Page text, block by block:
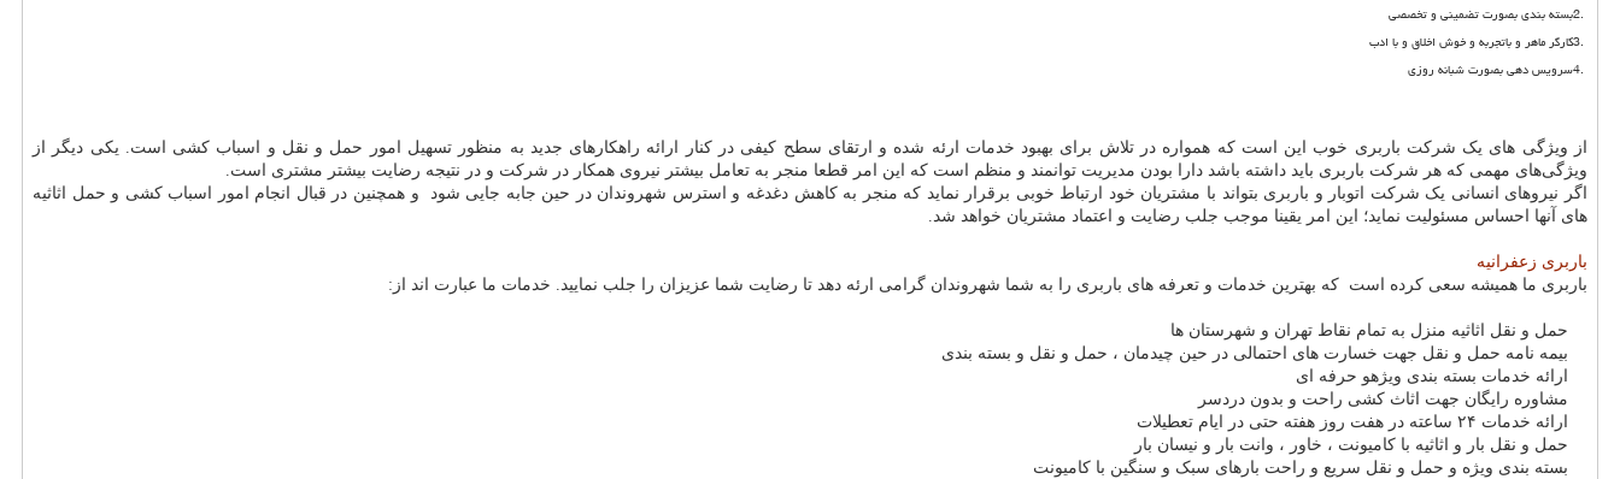
2.بسته بندی بصورت تضمینی و تخصصی
3.کارگر ماهر و باتجربه و خوش اخلاق و با ادب
4.سرویس دهی بصورت شبانه روزی
از ویژگی های یک شرکت باربری خوب این است که همواره در تلاش برای بهبود خدمات ارئه شده و ارتقای سطح کیفی در کنار ارائه راهکارهای جدید به منظور تسهیل امور حمل و نقل و اسباب کشی است. یکی دیگر از
ویژگی‌های مهمی که هر شرکت باربری باید داشته باشد دارا بودن مدیریت توانمند و منظم است که این امر قطعا منجر به تعامل بیشتر نیروی همکار در شرکت و در نتیجه رضایت بیشتر مشتری است.
اگر نیروهای انسانی یک شرکت اتوبار و باربری بتواند با مشتریان خود ارتباط خوبی برقرار نماید که منجر به کاهش دغدغه و استرس شهروندان در حین جابه جایی شود و همچنین در قبال انجام امور اسباب کشی و حمل اثاثیه
های آنها احساس مسئولیت نماید؛ این امر یقینا موجب جلب رضایت و اعتماد مشتریان خواهد شد.
باربری زعفرانیه
باربری ما همیشه سعی کرده است که بهترین خدمات و تعرفه های باربری را به شما شهروندان گرامی ارئه دهد تا رضایت شما عزیزان را جلب نمایید. خدمات ما عبارت اند از :
حمل و نقل اثاثیه منزل به تمام نقاط تهران و شهرستان ها
بیمه نامه حمل و نقل جهت خسارت های احتمالی در حین چیدمان ، حمل و نقل و بسته بندی
ارائه خدمات بسته بندی ویژهو حرفه ای
مشاوره رایگان جهت اثاث کشی راحت و بدون دردسر
ارائه خدمات ۲۴ ساعته در هفت روز هفته حتی در ایام تعطیلات
حمل و نقل بار و اثاثیه با کامیونت ، خاور ، وانت بار و نیسان بار
بسته بندی ویژه و حمل و نقل سریع و راحت بارهای سبک و سنگین با کامیونت